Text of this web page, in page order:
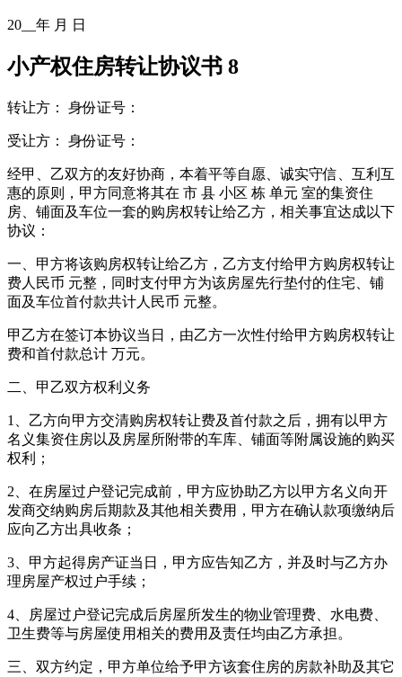
20__年 月 日
小产权住房转让协议书 8
转让方： 身份证号：
受让方： 身份证号：
经甲、乙双方的友好协商，本着平等自愿、诚实守信、互利互
惠的原则，甲方同意将其在 市 县 小区 栋 单元 室的集资住
房、铺面及车位一套的购房权转让给乙方，相关事宜达成以下
协议：
一、甲方将该购房权转让给乙方，乙方支付给甲方购房权转让
费人民币 元整，同时支付甲方为该房屋先行垫付的住宅、铺
面及车位首付款共计人民币 元整。
甲乙方在签订本协议当日，由乙方一次性付给甲方购房权转让
费和首付款总计 万元。
二、甲乙双方权利义务
1、乙方向甲方交清购房权转让费及首付款之后，拥有以甲方
名义集资住房以及房屋所附带的车库、铺面等附属设施的购买
权利；
2、在房屋过户登记完成前，甲方应协助乙方以甲方名义向开
发商交纳购房后期款及其他相关费用，甲方在确认款项缴纳后
应向乙方出具收条；
3、甲方起得房产证当日，甲方应告知乙方，并及时与乙方办
理房屋产权过户手续；
4、房屋过户登记完成后房屋所发生的物业管理费、水电费、
卫生费等与房屋使用相关的费用及责任均由乙方承担。
三、双方约定，甲方单位给予甲方该套住房的房款补助及其它